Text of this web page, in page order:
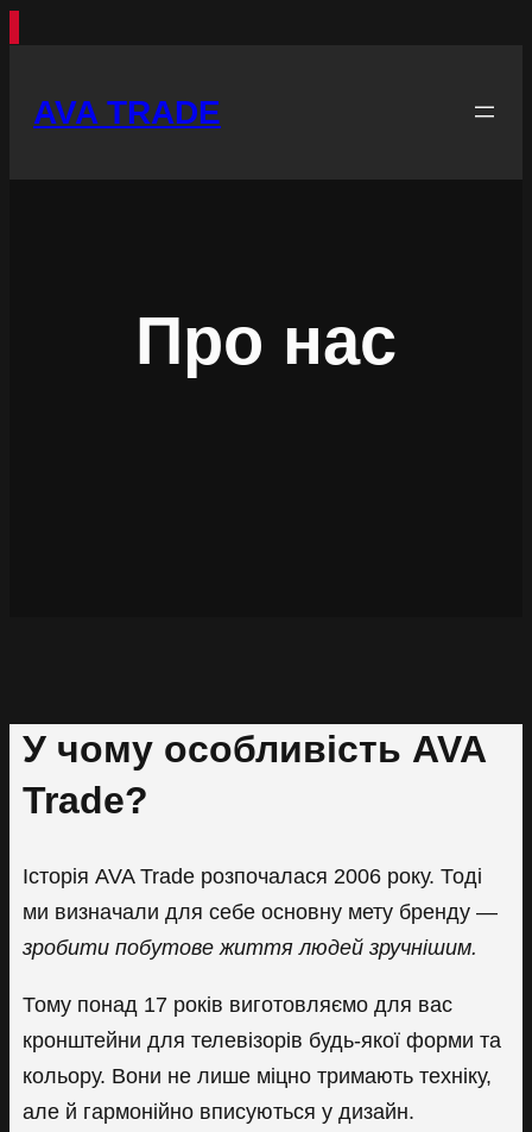
вмісту
AVA TRADE
Про нас
У чому особливість AVA
Trade?
Історія AVA Trade розпочалася 2006 року. Тоді
ми визначали для себе основну мету бренду —
зробити побутове життя людей зручнішим.
Тому понад 17 років виготовляємо для вас
кронштейни для телевізорів будь-якої форми та
кольору. Вони не лише міцно тримають техніку,
але й гармонійно вписуються у дизайн.